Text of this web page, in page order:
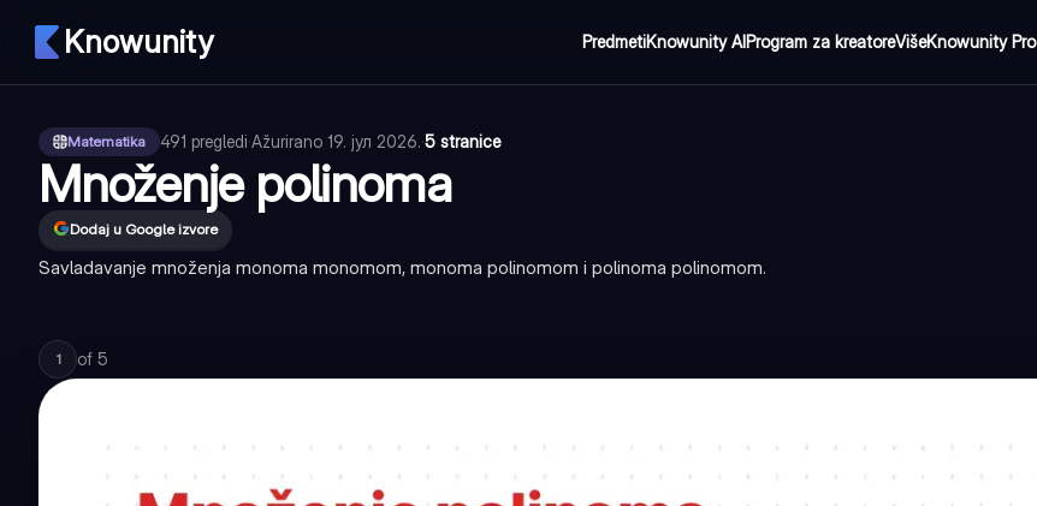
Knowunity PredmetiKnowunity AIProgram za kreatoreVišeKnowunity Pro
Matematika 491 pregledi·Ažurirano 19. јул 2026.·5 stranice
Množenje polinoma
Dodaj u Google izvore
Savladavanje množenja monoma monomom, monoma polinomom i polinoma polinomom.
1 of 5